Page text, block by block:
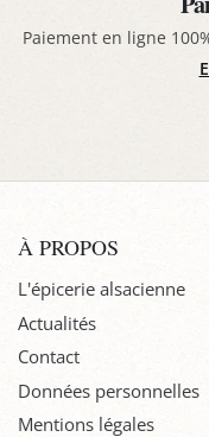
Paiement en ligne
À PROPOS
L'épicerie alsacienne
Actualités
Contact
Données personnelles
Mentions légales